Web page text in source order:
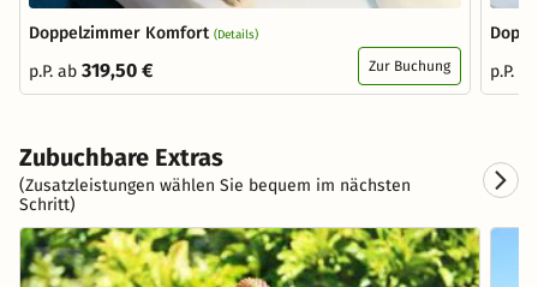
Doppelzimmer Komfort (Details)
p.P. ab 319,50 € Zur Buchung
p.P.
Zubuchbare Extras
(Zusatzleistungen wählen Sie bequem im nächsten
Schritt)